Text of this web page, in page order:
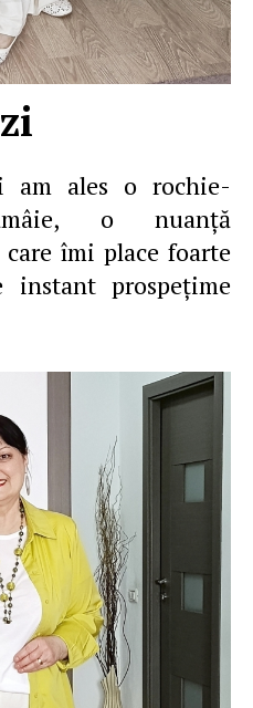
am ales o rochie-
o nuanţă
îmi place foarte
prospeţime